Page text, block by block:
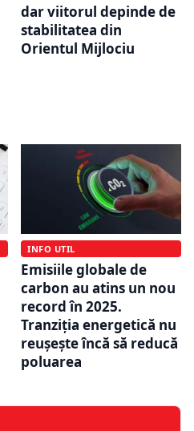
dar viitorul depinde de
stabilitatea din
Orientul Mijlociu
INFO UTIL
Emisiile globale de
carbon au atins un nou
record în 2025.
Tranziția energetică nu
reușește încă să reducă
poluarea